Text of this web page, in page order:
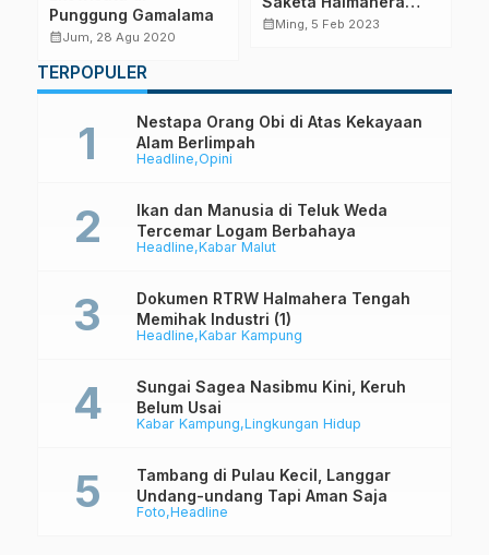
Punggung Gamalama
calendar_monthJum, 28 Agu 2020
Selatan Hancur
calendar_monthMing, 5 Feb 2023
TERPOPULER
Headline Opini
Nestapa Orang Obi di Atas Kekayaan
Alam Berlimpah
Headline Kabar Malut
Ikan dan Manusia di Teluk Weda
Tercemar Logam Berbahaya
Headline Kabar Kampung
Dokumen RTRW Halmahera Tengah
Memihak Industri (1)
Kabar Kampung Lingkungan Hidup
Sungai Sagea Nasibmu Kini, Keruh
Belum Usai
Foto Headline
Tambang di Pulau Kecil, Langgar
Undang-undang Tapi Aman Saja